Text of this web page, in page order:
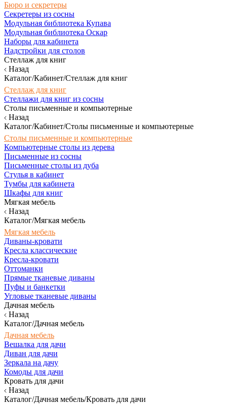
Бюро и секретеры
Секретеры из сосны
Модульная библиотека Купава
Модульная библиотека Оскар
Наборы для кабинета
Надстройки для столов
Стеллаж для книг
Назад
Каталог/Кабинет/Стеллаж для книг
Стеллаж для книг
Стеллажи для книг из сосны
Столы письменные и компьютерные
Назад
Каталог/Кабинет/Столы письменные и компьютерные
Столы письменные и компьютерные
Компьютерные столы из дерева
Письменные из сосны
Письменные столы из дуба
Стулья в кабинет
Тумбы для кабинета
Шкафы для книг
Мягкая мебель
Назад
Каталог/Мягкая мебель
Мягкая мебель
Диваны-кровати
Кресла классические
Кресла-кровати
Оттоманки
Прямые тканевые диваны
Пуфы и банкетки
Угловые тканевые диваны
Дачная мебель
Назад
Каталог/Дачная мебель
Дачная мебель
Вешалка для дачи
Диван для дачи
Зеркала на дачу
Комоды для дачи
Кровать для дачи
Назад
Каталог/Дачная мебель/Кровать для дачи